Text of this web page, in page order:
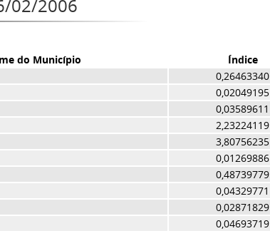
02/2006
do Município
Índice
0,26463340
0,02049195
0,03589611
2,23224119
3,80756235
0,01269886
0,48739779
0,04329771
0,02871829
0,04693719